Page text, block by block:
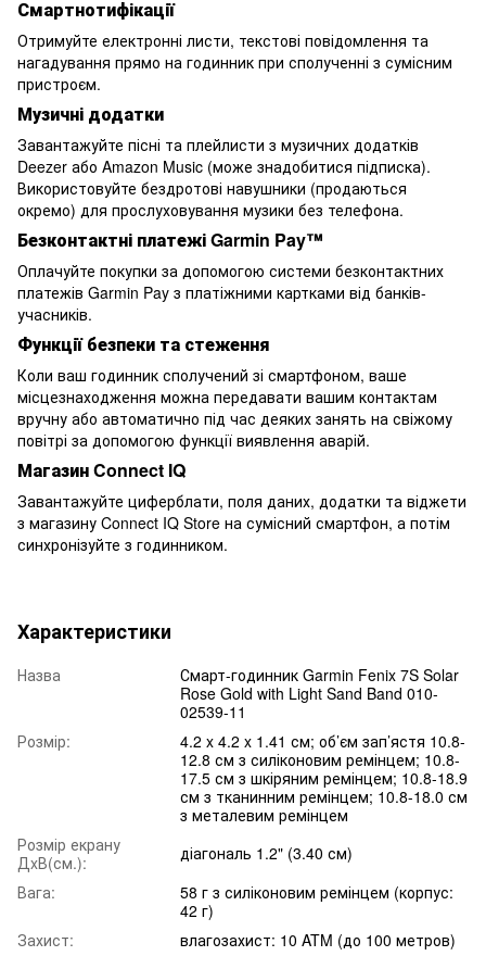
Смартнотифікації
Отримуйте електронні листи, текстові повідомлення та
нагадування прямо на годинник при сполученні з сумісним
пристроєм.
Музичні додатки
Завантажуйте пісні та плейлисти з музичних додатків
Deezer або Amazon Music (може знадобитися підписка).
Використовуйте бездротові навушники (продаються
окремо) для прослуховування музики без телефона.
Безконтактні платежі Garmin Pay™
Оплачуйте покупки за допомогою системи безконтактних
платежів Garmin Pay з платіжними картками від банків-
учасників.
Функції безпеки та стеження
Коли ваш годинник сполучений зі смартфоном, ваше
місцезнаходження можна передавати вашим контактам
вручну або автоматично під час деяких занять на свіжому
повітрі за допомогою функції виявлення аварій.
Магазин Connect IQ
Завантажуйте циферблати, поля даних, додатки та віджети
з магазину Connect IQ Store на сумісний смартфон, а потім
синхронізуйте з годинником.
Характеристики
Назва
Смарт-годинник Garmin Fenix 7S Solar
Rose Gold with Light Sand Band 010-
02539-11
Розмір:
4.2 x 4.2 x 1.41 см; об’єм зап’ястя 10.8-
12.8 см з силіконовим ремінцем; 10.8-
17.5 см з шкіряним ремінцем; 10.8-18.9
см з тканинним ремінцем; 10.8-18.0 см
з металевим ремінцем
Розмір екрану
ДxВ(см.):
діагональ 1.2" (3.40 см)
Вага:
58 г з силіконовим ремінцем (корпус:
42 г)
Захист:
влагозахист: 10 ATM (до 100 метров)